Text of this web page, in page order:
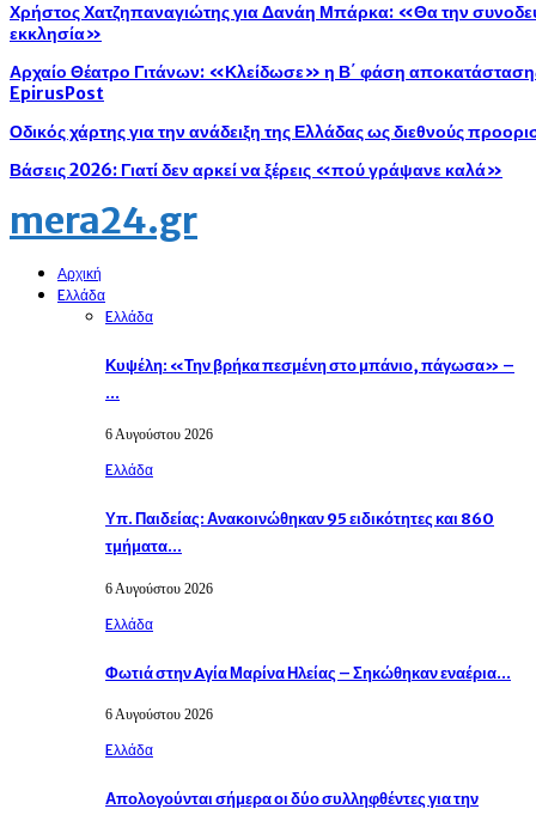
Χρήστος Χατζηπαναγιώτης για Δανάη Μπάρκα: «Θα την
εκκλησία»
Αρχαίο Θέατρο Γιτάνων: «Κλείδωσε» η Β΄ φάση
EpirusPost
Οδικός χάρτης για την ανάδειξη της Ελλάδας ως διεθνούς
Βάσεις 2026: Γιατί δεν αρκεί να ξέρεις «πού γράψανε καλά»
mera24.gr
Αρχική
Eλλάδα
Eλλάδα
Κυψέλη: «Την βρήκα πεσμένη στο μπάνιο, πάγωσα» –
…
6 Αυγούστου 2026
Eλλάδα
Υπ. Παιδείας: Ανακοινώθηκαν 95 ειδικότητες και 860
τμήματα…
6 Αυγούστου 2026
Eλλάδα
Φωτιά στην Aγία Μαρίνα Ηλείας – Σηκώθηκαν εναέρια…
6 Αυγούστου 2026
Eλλάδα
Απολογούνται σήμερα οι δύο συλληφθέντες για την